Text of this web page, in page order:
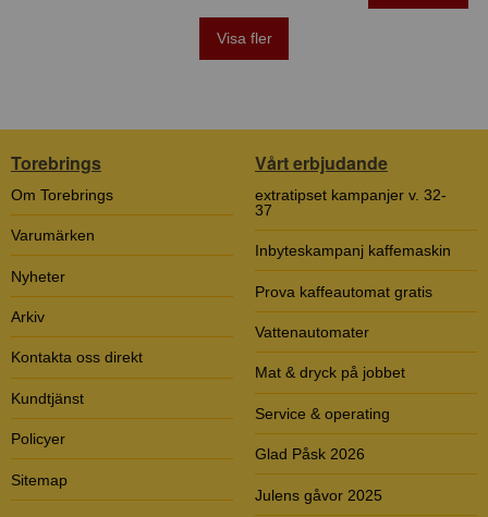
Visa fler
Torebrings
Om Torebrings
Varumärken
Nyheter
Arkiv
Kontakta oss direkt
Kundtjänst
Policyer
Sitemap
Vårt erbjudande
extratipset kampanjer v. 32-
37
Inbyteskampanj kaffemaskin
Prova kaffeautomat gratis
Vattenautomater
Mat & dryck på jobbet
Service & operating
Glad Påsk 2026
Julens gåvor 2025